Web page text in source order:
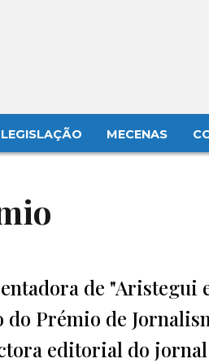
LEGISLAÇÃO MECENAS
de "Aristegui
do Prémio de
editorial do jornal